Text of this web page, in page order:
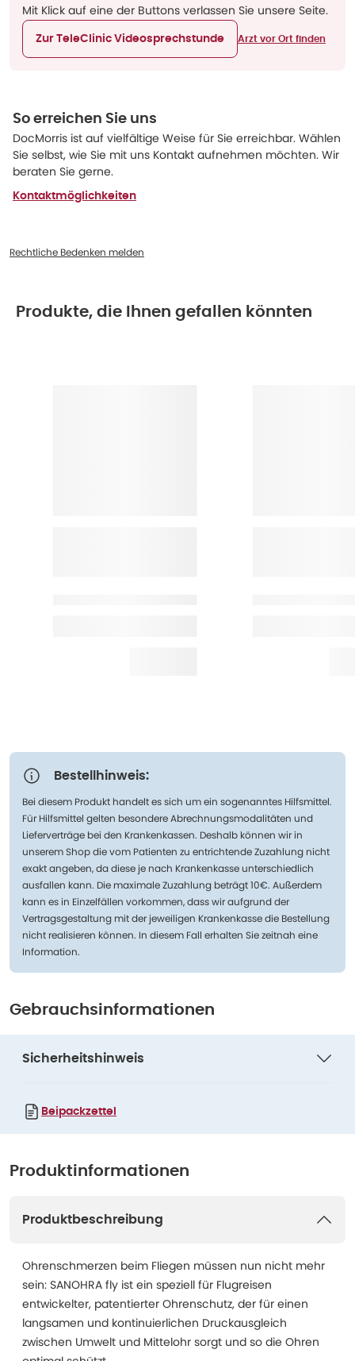
Mit Klick auf eine der Buttons verlassen Sie unsere Seite.
Zur TeleClinic Videosprechstunde Arzt vor Ort finden
So erreichen Sie uns
DocMorris ist auf vielfältige Weise für Sie erreichbar. Wählen
Sie selbst, wie Sie mit uns Kontakt aufnehmen möchten. Wir
beraten Sie gerne.
Kontaktmöglichkeiten
Rechtliche Bedenken melden
Produkte, die Ihnen gefallen könnten
Bestellhinweis:
Bei diesem Produkt handelt es sich um ein sogenanntes Hilfsmittel.
Für Hilfsmittel gelten besondere Abrechnungsmodalitäten und
Lieferverträge bei den Krankenkassen. Deshalb können wir in
unserem Shop die vom Patienten zu entrichtende Zuzahlung nicht
exakt angeben, da diese je nach Krankenkasse unterschiedlich
ausfallen kann. Die maximale Zuzahlung beträgt 10€. Außerdem
kann es in Einzelfällen vorkommen, dass wir aufgrund der
Vertragsgestaltung mit der jeweiligen Krankenkasse die Bestellung
nicht realisieren können. In diesem Fall erhalten Sie zeitnah eine
Information.
Gebrauchsinformationen
Sicherheitshinweis
Beipackzettel
Produktinformationen
Produktbeschreibung
Ohrenschmerzen beim Fliegen müssen nun nicht mehr
sein: SANOHRA fly ist ein speziell für Flugreisen
entwickelter, patentierter Ohrenschutz, der für einen
langsamen und kontinuierlichen Druckausgleich
zwischen Umwelt und Mittelohr sorgt und so die Ohren